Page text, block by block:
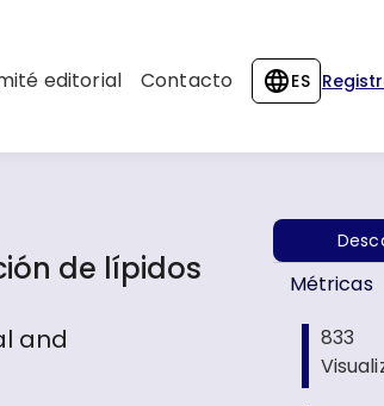
editorial Contacto ES
de lípidos
and
Métricas
833